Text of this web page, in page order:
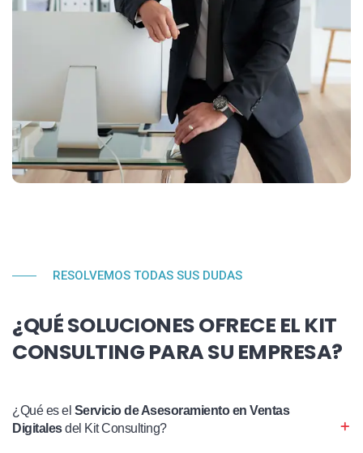
RESOLVEMOS TODAS SUS DUDAS
¿QUÉ SOLUCIONES OFRECE EL KIT
CONSULTING PARA SU EMPRESA?
¿Qué es el Servicio de Asesoramiento en Ventas
Digitalesdel Kit Consulting?